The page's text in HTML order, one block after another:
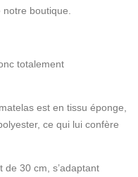
boutique.
totalement
est en tissu éponge,
ce qui lui confère
30 cm, s’adaptant